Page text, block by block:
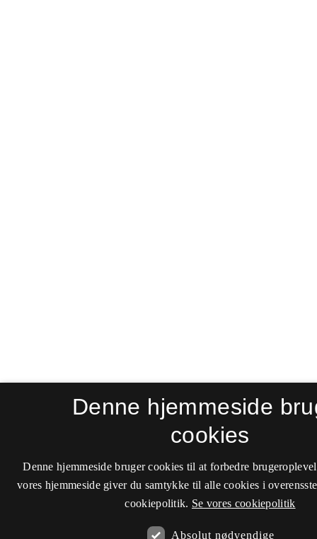
Denne hjemmeside
cookies
Denne hjemmeside bruger cookies til at forbedre
vores hjemmeside giver du samtykke til alle cookies i
cookiepolitik. Se vores cookiepolitik
Absolut nødvendige